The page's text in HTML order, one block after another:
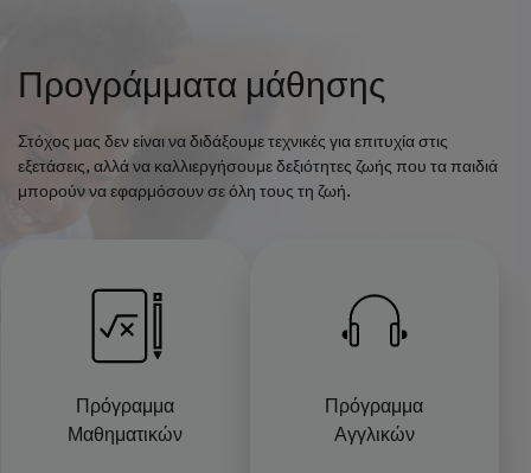
Προγράμματα μάθησης
Στόχος μας δεν είναι να διδάξουμε τεχνικές για επιτυχία στις
εξετάσεις, αλλά να καλλιεργήσουμε δεξιότητες ζωής που τα παιδιά
μπορούν να εφαρμόσουν σε όλη τους τη ζωή.
Πρόγραμμα
Μαθηματικών
Πρόγραμμα
Αγγλικών